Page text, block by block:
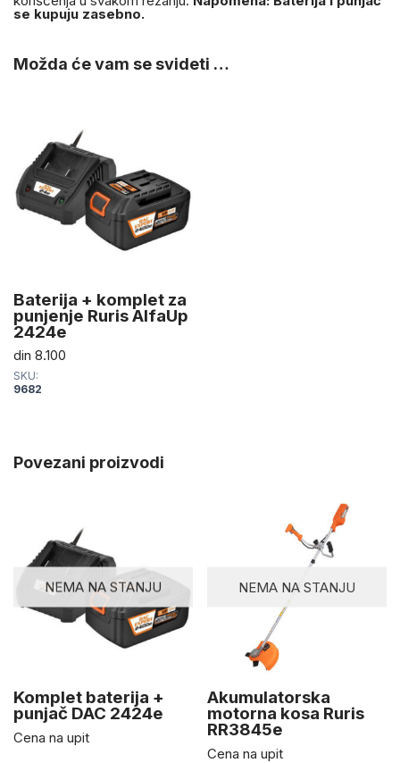
se kupuju zasebno.
Možda će vam se svideti …
Baterija + komplet za
punjenje Ruris AlfaUp
2424e
din 8.100
SKU:
9682
Povezani proizvodi
NEMA NA STANJU
Komplet baterija +
punjač DAC 2424e
Cena na upit
NEMA NA STANJU
Akumulatorska
motorna kosa Ruris
RR3845e
Cena na upit